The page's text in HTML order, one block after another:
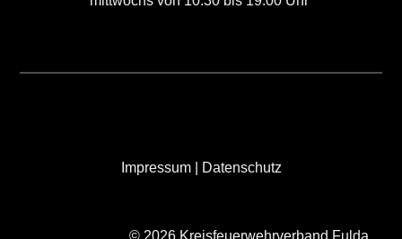
Impressum| Datenschutz
© 2026 Kreisfeuerwehrverband Fulda